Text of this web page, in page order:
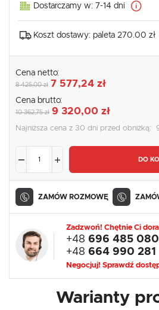
Dostarczamy w: 7-14 dni
Koszt dostawy: paleta 270.00 zł
Cena netto:
8 425,00 zł 7 577,24 zł
Cena brutto:
10 362,75 zł 9 320,00 zł
Najniższa cena z 30 dni przed obniżką:
DO
ZAMÓW ROZMOWĘ
Zadzwoń! Chętnie Ci
+48 696 485 080
+48 664 990 281
Negocjuj! Sprawdź
Warianty